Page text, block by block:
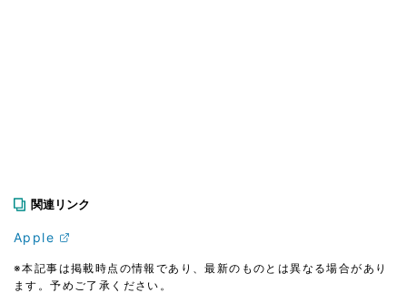
関連リンク
Apple
※本記事は掲載時点の情報であり、最新のものとは異なる場合があり
ます。予めご了承ください。